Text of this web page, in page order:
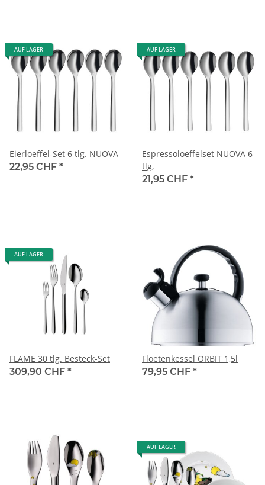
AUF LAGER
Eierloeffel-Set 6 tlg. NUOVA
22,95 CHF *
AUF LAGER
Espressoloeffelset NUOVA 6
tlg,
21,95 CHF *
AUF LAGER
FLAME 30 tlg. Besteck-Set
309,90 CHF *
Floetenkessel ORBIT 1,5l
79,95 CHF *
AUF LAGER